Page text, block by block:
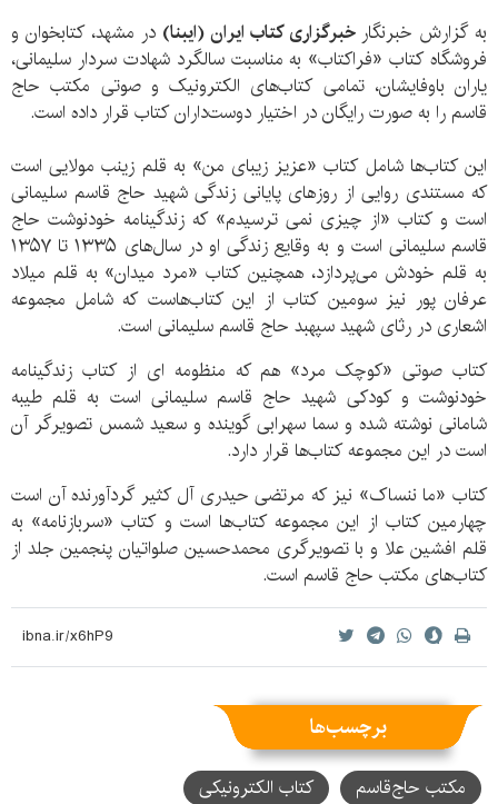
به گزارش خبرنگار خبرگزاری کتاب ایران (ایبنا) در مشهد، کتابخوان و
فروشگاه کتاب «فراکتاب» به مناسبت سالگرد شهادت سردار سلیمانی،
یاران باوفایشان، تمامی کتاب‌های الکترونیک و صوتی مکتب حاج
قاسم را به صورت رایگان در اختیار دوست‌داران کتاب قرار داده است.
این کتاب‌ها شامل کتاب «عزیز زیبای من» به قلم زینب مولایی است
که مستندی روایی از روزهای پایانی زندگی شهید حاج قاسم سلیمانی
است و کتاب «از چیزی نمی ترسیدم» که زندگینامه خودنوشت حاج
قاسم سلیمانی است و به وقایع زندگی او در سال‌های ۱۳۳۵ تا
به قلم خودش می‌پردازد، همچنین کتاب «مرد میدان» به قلم میلاد
عرفان پور نیز سومین کتاب از این کتاب‌هاست که شامل مجموعه
اشعاری در رثای شهید سپهبد حاج قاسم سلیمانی است.
کتاب صوتی «کوچک مرد» هم که منظومه ای از کتاب زندگینامه
خودنوشت و کودکی شهید حاج قاسم سلیمانی است به قلم طیبه
شامانی نوشته شده و سما سهرابی گوینده و سعید شمس تصویرگر آن
است در این مجموعه کتاب‌ها قرار دارد.
کتاب «ما ننساک» نیز که مرتضی حیدری آل کثیر گردآورنده آن است
چهارمین کتاب از این مجموعه کتاب‌ها است و کتاب «سربازنامه» به
قلم افشین علا و با تصویرگری محمدحسین صلواتیان پنجمین جلد از
کتاب‌های مکتب حاج قاسم است.
برچسب‌ها
مکتب حاج‌قاسم
کتاب الکترونیکی